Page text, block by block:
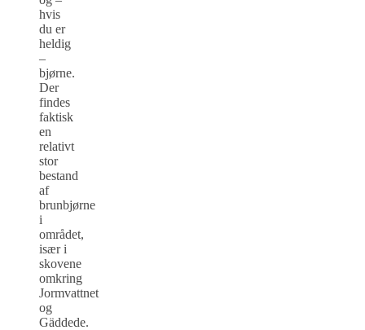
hvis
du er
heldig
–
bjørne.
Der
findes
faktisk
en
relativt
stor
bestand
af
brunbjørne
i
området,
især i
skovene
omkring
Jormvattnet
og
Gäddede.